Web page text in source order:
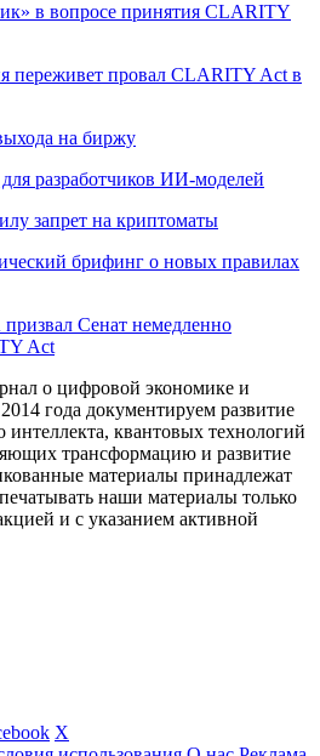
в вопросе принятия CLARITY
переживет провал CLARITY Act в
на биржу
разработчиков ИИ-моделей
запрет на криптоматы
брифинг о новых правилах
Сенат немедленно
Act
о цифровой экономике и
года документируем развитие
интеллекта, квантовых технологий
трансформацию и развитие
материалы принадлежат
наши материалы только
и с указанием активной
X